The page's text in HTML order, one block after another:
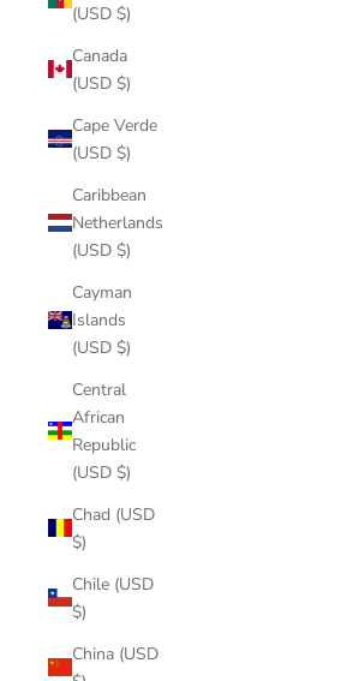
(USD $)
Canada
(USD $)
Cape Verde
(USD $)
Caribbean
Netherlands
(USD $)
Cayman
Islands
(USD $)
Central
African
Republic
(USD $)
Chad (USD
$)
Chile (USD
$)
China (USD